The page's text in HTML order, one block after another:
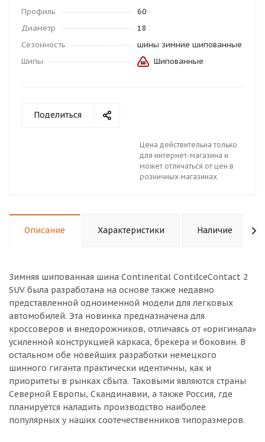
Профиль
60
Диаметр
18
Сезонность
шины зимние шипованные
Шипы
Шипованные
Поделиться
Цена действительна только
для интернет-магазина и
может отличаться от цен в
розничных магазинах
Описание Характеристики Наличие
Зимняя шипованная шина Continental ContiIceContact 2
SUV была разработана на основе также недавно
представленной одноименной модели для легковых
автомобилей. Эта новинка предназначена для
кроссоверов и внедорожников, отличаясь от «оригинала»
усиленной конструкцией каркаса, брекера и боковин. В
остальном обе новейших разработки немецкого
шинного гиганта практически идентичны, как и
приоритеты в рынках сбыта. Таковыми являются страны
Северной Европы, Скандинавии, а также Россия, где
планируется наладить производство наиболее
популярных у наших соотечественников типоразмеров.